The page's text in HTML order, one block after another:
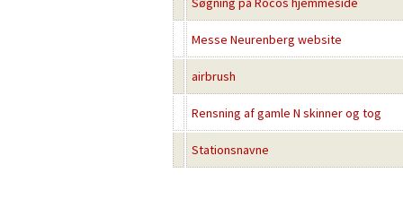
Messe Neurenberg website
airbrush
Rensning af gamle N skinner og tog
Stationsnavne